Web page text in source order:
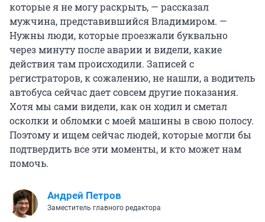
которые я не могу раскрыть, — рассказал
мужчина, представившийся Владимиром. —
Нужны люди, которые проезжали буквально
через минуту после аварии и видели, какие
действия там происходили. Записей с
регистраторов, к сожалению, не нашли, а водитель
автобуса сейчас дает совсем другие показания.
Хотя мы сами видели, как он ходил и сметал
осколки и обломки с моей машины в свою полосу.
Поэтому и ищем сейчас людей, которые могли бы
подтвердить все эти моменты, и кто может нам
помочь.
Андрей Петров
Заместитель главного редактора